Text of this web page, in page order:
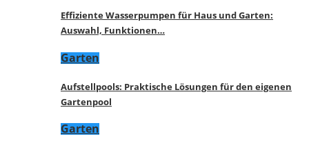
Effiziente Wasserpumpen für Haus und Garten:
Auswahl, Funktionen…
Garten
Aufstellpools: Praktische Lösungen für den eigenen
Gartenpool
Garten